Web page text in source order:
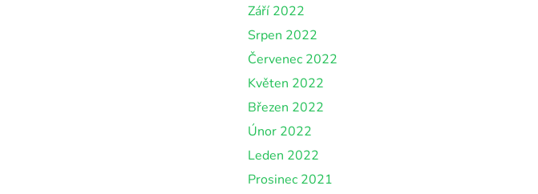
Září 2022
Srpen 2022
Červenec 2022
Květen 2022
Březen 2022
Únor 2022
Leden 2022
Prosinec 2021